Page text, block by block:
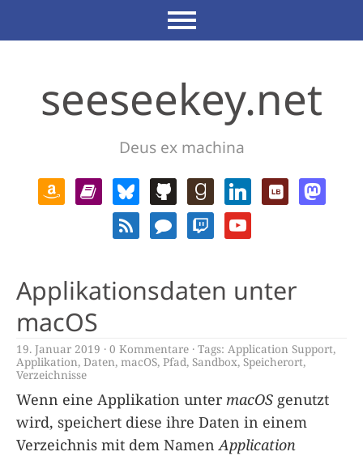
seeseekey.net
Deus ex machina
Applikationsdaten unter
macOS
19. Januar 2019 0 Kommentare Tags: Application Support,
Applikation, Daten, macOS, Pfad, Sandbox, Speicherort,
Verzeichnisse
Wenn eine Applikation unter macOS genutzt
wird, speichert diese ihre Daten in einem
Verzeichnis mit dem Namen Application